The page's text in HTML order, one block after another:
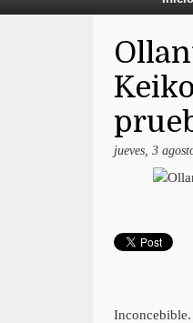
jueves, 3